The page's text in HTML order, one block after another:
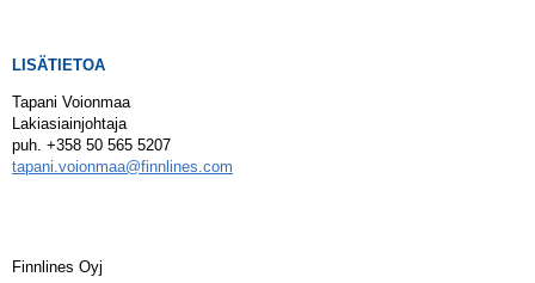
LISÄTIETOA
Tapani Voionmaa
Lakiasiainjohtaja
puh. +358 50 565 5207
tapani.voionmaa@finnlines.com
Finnlines Oyj